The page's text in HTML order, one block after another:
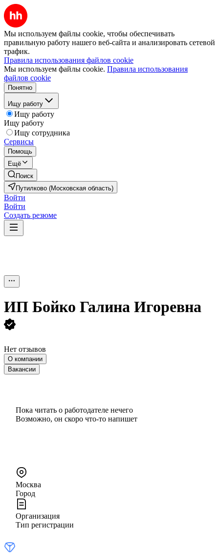
Мы используем файлы cookie, чтобы обеспечивать
правильную работу нашего веб-сайта и анализировать сетевой
трафик.
Правила использования файлов cookie
Мы используем файлы cookie. Правила использования
файлов cookie
Понятно
Ищу работу
Ищу работу
Ищу работу
Ищу сотрудника
Сервисы
Помощь
Ещё
Поиск
Путилково (Московская область)
Войти
Войти
Создать резюме
ИП Бойко Галина Игоревна
Нет отзывов
О компании
Вакансии
Пока читать о работодателе нечего
Возможно, он скоро что‑то напишет
Москва
Город
Организация
Тип регистрации